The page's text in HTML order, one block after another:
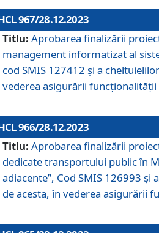
967/28.12.2023
Titlu: Aprobarea finalizării
management informatizat al
cod SMIS 127412 și a
vederea asigurării funcționalității
966/28.12.2023
Titlu: Aprobarea finalizării
dedicate transportului public în
adiacente”, Cod SMIS 126993
de acesta, în vederea asigurării